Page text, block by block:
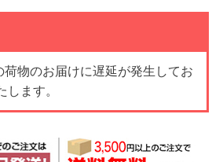
物のお届けに遅延が発生してお
ます。